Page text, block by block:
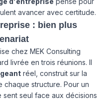
avancer avec certitude.
: bien plus
chez MEK Consulting
livrée en trois réunions. Il
réel, construit sur la
structure. Pour un
seul face aux décisions